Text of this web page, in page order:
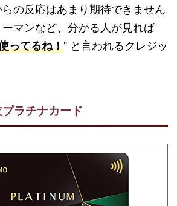
の反応はあまり期待できません
マンなど、分かる人が見れば
ってるね！" と言われるクレジッ
ラチナカード